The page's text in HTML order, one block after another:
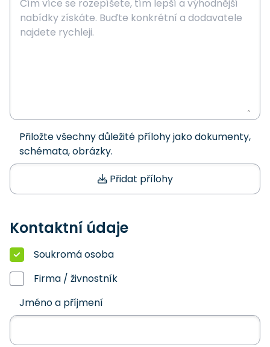
Přiložte všechny důležité přílohy jako dokumenty,
schémata, obrázky.
Přidat přílohy
Kontaktní údaje
Soukromá osoba
Firma / živnostník
Jméno a příjmení